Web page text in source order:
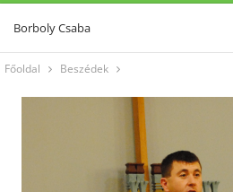
Borboly Csaba
Főoldal Beszédek